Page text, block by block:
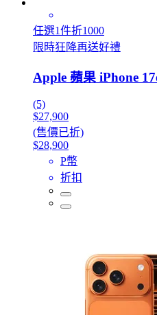
任選1件折1000
限時狂降再送好禮
Apple 蘋果 iPhone
(5)
$27,900
(售價已折)
$28,900
P幣
折扣